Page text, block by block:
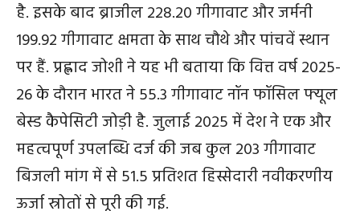
है. इसके बाद ब्राजील 228.20 गीगावाट और जर्मनी
199.92 गीगावाट क्षमता के साथ चौथे और पांचवें स्थान
पर हैं. प्रह्लाद जोशी ने यह भी बताया कि वित्त वर्ष 2025-
26 के दौरान भारत ने 55.3 गीगावाट नॉन फॉसिल फ्यूल
बेस्‍ड कैपेसिटी जोड़ी है. जुलाई 2025 में देश ने एक और
महत्वपूर्ण उपलब्धि दर्ज की जब कुल 203 गीगावाट
बिजली मांग में से 51.5 प्रतिशत हिस्सेदारी नवीकरणीय
ऊर्जा स्रोतों से पूरी की गई.